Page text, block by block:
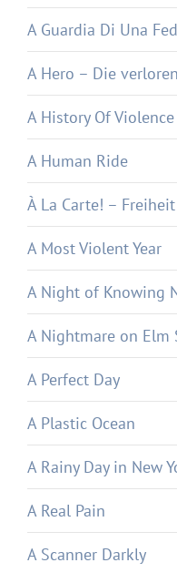
A Guardia Di Una
A Hero – Die
A History Of Violence
A Human Ride
À La Carte! –
A Most Violent Year
A Night of Knowing
A Nightmare on Elm
A Perfect Day
A Plastic Ocean
A Rainy Day in New
A Real Pain
A Scanner Darkly